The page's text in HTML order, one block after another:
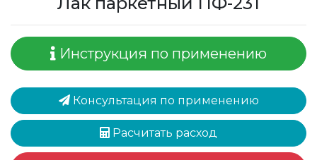
Инструкция по применению
Консультация по применению
Расчитать расход